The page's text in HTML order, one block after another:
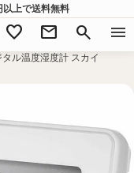
以上で送料無料
favorite mail search menu
タル温度湿度計 スカイ